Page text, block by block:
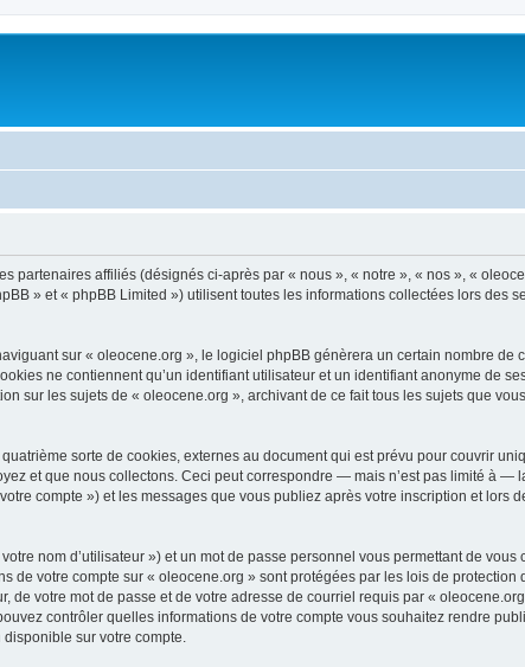
partenaires affiliés (désignés ci-après par « nous », « notre », « nos », «
» et « phpBB Limited ») utilisent toutes les informations collectées lors des
sur « oleocene.org », le logiciel phpBB génèrera un certain nombre de
ne contiennent qu’un identifiant utilisateur et un identifiant anonyme de
sur les sujets de « oleocene.org », archivant de ce fait tous les sujets que
sorte de cookies, externes au document qui est prévu pour couvrir
et que nous collectons. Ceci peut correspondre — mais n’est pas limité à —
compte ») et les messages que vous publiez après votre inscription et lors
nom d’utilisateur ») et un mot de passe personnel vous permettant de
de votre compte sur « oleocene.org » sont protégées par les lois de
de votre mot de passe et de votre adresse de courriel requis par «
contrôler quelles informations de votre compte vous souhaitez rendre
sur votre compte.